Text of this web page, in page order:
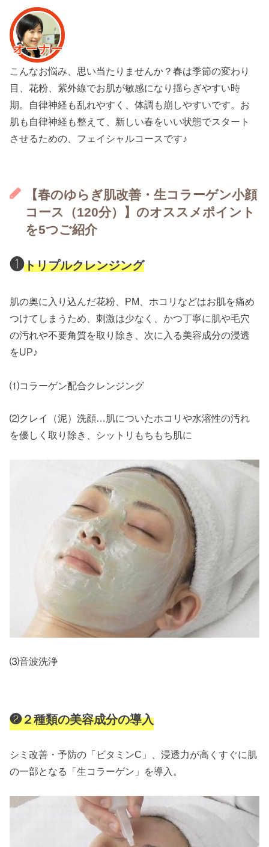
オーナー
こんなお悩み、思い当たりませんか？春は季節の変わり
目、花粉、紫外線でお肌が敏感になり揺らぎやすい時
期。 自律神経も乱れやすく、体調も崩しやすいです。 お
肌も自律神経も整えて、新しい春をいい状態でスタート
させるための、 フェイシャルコースです♪
【春のゆらぎ肌改善・生コラーゲン小顔
コース（120分）】 のオススメポイント
を5つご紹介
❶トリプルクレンジング
肌の奥に入り込んだ花粉、 PM、ホコリなどはお肌を痛め
つけてしまうため、刺激は少なく、かつ丁寧に肌や毛穴
の汚れや不要角質を取り除き、次に入る美容成分の浸透
をUP♪
⑴コラーゲン配合クレンジング
⑵クレイ（泥）洗顔…肌についたホコリや水溶性の汚れ
を優しく取り除き、シットリもちもち肌に
⑶音波洗浄
❷２種類の美容成分の導入
シミ改善・予防の 「ビタミンC」 、浸透力が高くすぐに肌
の一部となる
「生コラーゲン」 を導入。